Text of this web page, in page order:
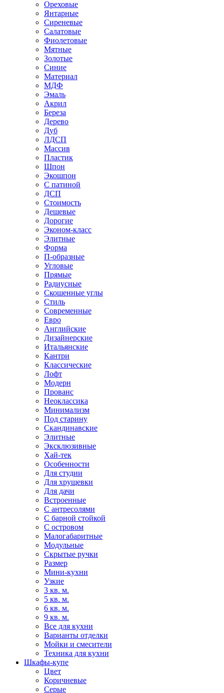
Ореховые
Янтарные
Сиреневые
Салатовые
Фиолетовые
Мятные
Золотые
Синие
Материал
МДФ
Эмаль
Акрил
Береза
Дерево
Дуб
ЛДСП
Массив
Пластик
Шпон
Экошпон
С патиной
ДСП
Стоимость
Дешевые
Дорогие
Эконом-класс
Элитные
Форма
П-образные
Угловые
Прямые
Радиусные
Скошенные углы
Стиль
Современные
Евро
Английские
Дизайнерские
Итальянские
Кантри
Классические
Лофт
Модерн
Прованс
Неоклассика
Минимализм
Под старину
Скандинавские
Элитные
Эксклюзивные
Хай-тек
Особенности
Для студии
Для хрущевки
Для дачи
Встроенные
С антресолями
С барной стойкой
С островом
Малогабаритные
Модульные
Скрытые ручки
Размер
Мини-кухни
Узкие
3 кв. м.
5 кв. м.
6 кв. м.
9 кв. м.
Все для кухни
Варианты отделки
Мойки и смесители
Техника для кухни
Шкафы-купе
Цвет
Коричневые
Серые